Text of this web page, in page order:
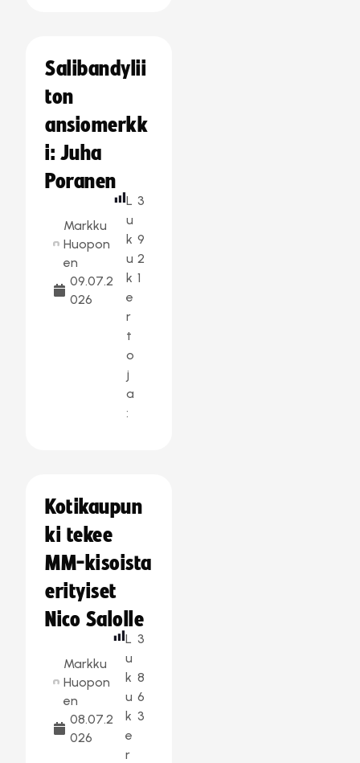
Salibandylii
ton
ansiomerkk
i: Juha
Poranen
Markku
Huopon
en
09.07.2
026
L
u
k
u
k
e
r
t
o
j
a
:
3
9
2
1
Kotikaupun
ki tekee
MM-kisoista
erityiset
Nico Salolle
Markku
Huopon
en
08.07.2
026
L
u
k
u
k
e
r
3
8
6
3